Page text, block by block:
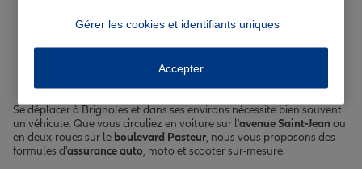
Votre assurance auto, moto
ou scooter à Brignoles
Se déplacer à Brignoles et dans ses environs nécessite bien souvent
un véhicule. Que vous circuliez en voiture sur l'avenue Saint-Jean ou
en deux-roues sur le boulevard Pasteur, nous vous proposons des
formules d'assurance auto, moto et scooter sur-mesure.
Gérer les cookies et identifiants uniques
Accepter